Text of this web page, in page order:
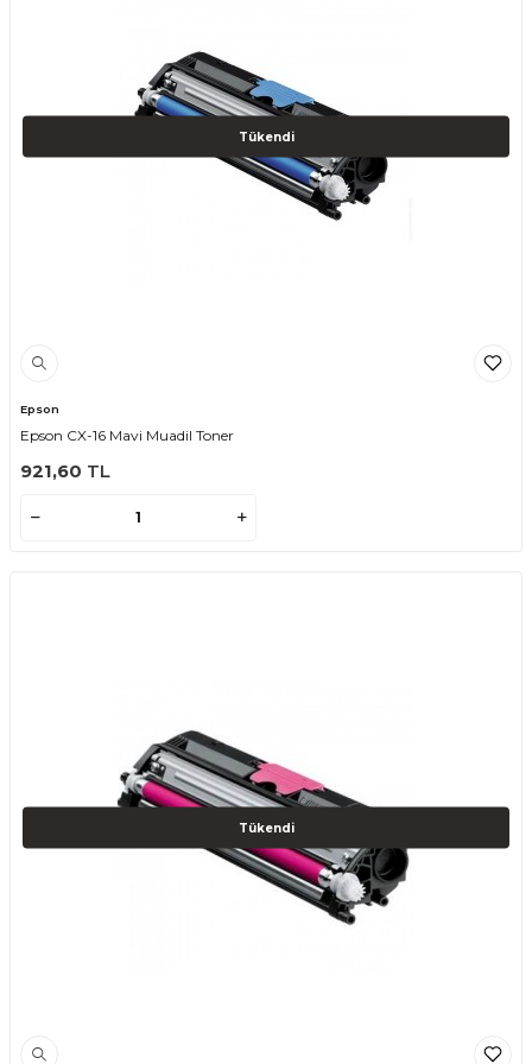
Tükendi
Epson
Epson CX-16 Mavi Muadil Toner
921,60 TL
Tükendi